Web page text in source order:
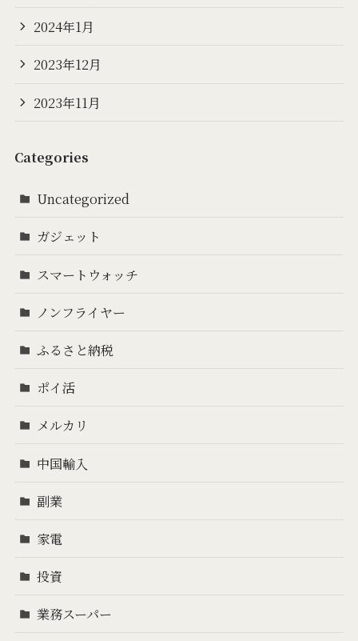
2024年1月
2023年12月
2023年11月
Categories
Uncategorized
ガジェット
スマートウォッチ
ノンフライヤー
ふるさと納税
ポイ活
メルカリ
中国輸入
副業
家電
投資
業務スーパー